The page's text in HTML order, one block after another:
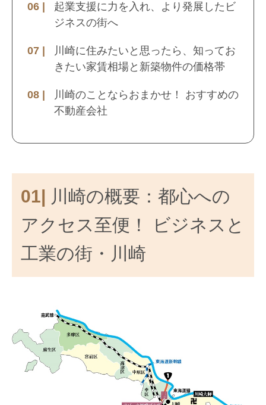
起業支援に力を入れ、より発展したビ
ジネスの街へ
川崎に住みたいと思ったら、知ってお
きたい家賃相場と新築物件の価格帯
川崎のことならおまかせ！ おすすめの
不動産会社
01| 川崎の概要：都心への
アクセス至便！ ビジネスと
工業の街・川崎